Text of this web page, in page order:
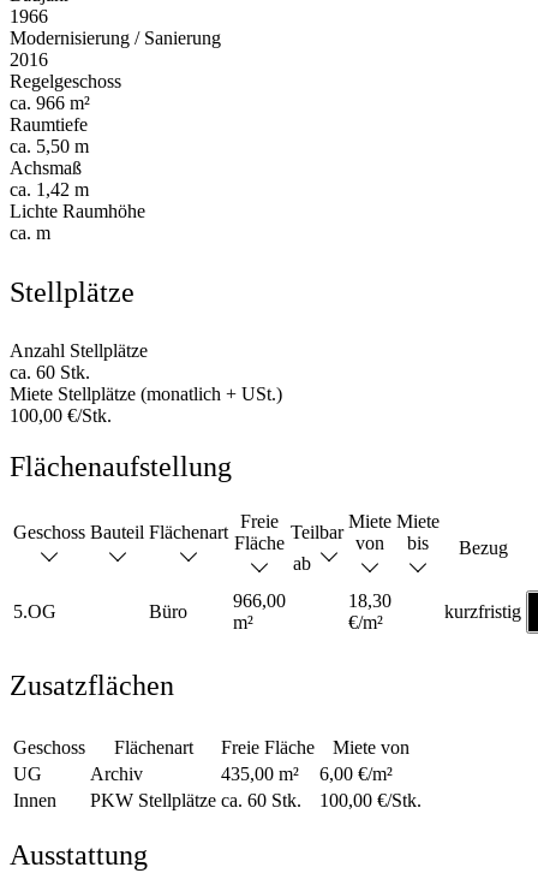
1966
Modernisierung / Sanierung
2016
Regelgeschoss
ca. 966 m²
Raumtiefe
ca. 5,50 m
Achsmaß
ca. 1,42 m
Lichte Raumhöhe
ca. m
Stellplätze
Anzahl Stellplätze
ca. 60 Stk.
Miete Stellplätze (monatlich + USt.)
100,00 €/Stk.
Flächenaufstellung
Geschoss Bauteil Flächenart
Freie
Fläche
Teilbar
ab
Miete
von
Miete
bis
Bezug
5.OG Büro
966,00
m²
18,30
€/m²
kurzfristig
Zusatzflächen
Geschoss Flächenart Freie Fläche
Miete von
UG
Archiv 435,00 m²
6,00 €/m²
Innen
PKW Stellplätze ca. 60 Stk. 100,00 €/Stk.
Ausstattung